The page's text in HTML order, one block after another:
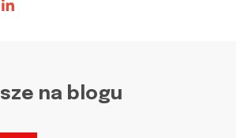
na blogu